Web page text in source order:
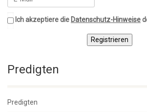
Ich akzeptiere die Datenschutz-Hinweise
Registrieren
Predigten
Predigten